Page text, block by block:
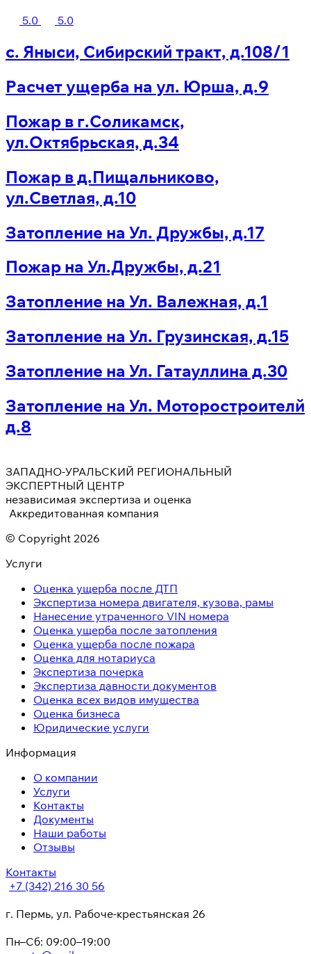
5.0
5.0
с. Яныси, Сибирский тракт, д.108/1
Расчет ущерба на ул. Юрша, д.9
Пожар в г.Соликамск,
ул.Октябрьская, д.34
Пожар в д.Пищальниково,
ул.Светлая, д.10
Затопление на Ул. Дружбы, д.17
Пожар на Ул.Дружбы, д.21
Затопление на Ул. Валежная, д.1
Затопление на Ул. Грузинская, д.15
Затопление на Ул. Гатауллина д.30
Затопление на Ул. Моторостроителй
д.8
ЗАПАДНО-УРАЛЬСКИЙ РЕГИОНАЛЬНЫЙ
ЭКСПЕРТНЫЙ ЦЕНТР
независимая экспертиза и оценка
Аккредитованная компания
© Copyright 2026
Услуги
Оценка ущерба после ДТП
Экспертиза номера двигателя, кузова, рамы
Нанесение утраченного VIN номера
Оценка ущерба после затопления
Оценка ущерба после пожара
Оценка для нотариуса
Экспертиза почерка
Экспертиза давности документов
Оценка всех видов имущества
Оценка бизнеса
Юридические услуги
Информация
О компании
Услуги
Контакты
Документы
Наши работы
Отзывы
Контакты
+7 (342) 216 30 56
г. Пермь, ул. Рабоче-крестьянская 26
Пн–Сб: 09:00–19:00